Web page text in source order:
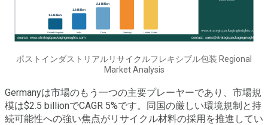
ポストインダストリアルリサイクルフレキシブル包装 Regional
Market Analysis
Germanyは市場のもう一つの主要プレーヤーであり、市場規
模は$2.5 billionでCAGR 5%です。同国の厳しい環境規制と持
続可能性への強い焦点がリサイクル材料の採用を推進してい